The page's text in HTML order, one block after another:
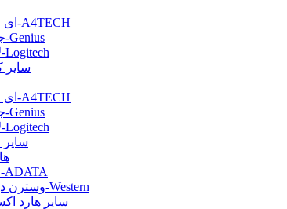
ای فورتک-A4TECH
جنیوس-Genius
لاجیتک-Logitech
سایر
ای فورتک-A4TECH
جنیوس-Genius
لاجیتک-Logitech
ای دیتا-ADATA
وسترن دیجیتال-Western
سایر هارد